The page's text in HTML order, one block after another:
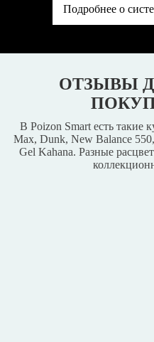
Подробнее о
ОТЗЫВЫ
В Poizon Smart есть такие
Max, Dunk, New Balance
Gel Kahana. Разные